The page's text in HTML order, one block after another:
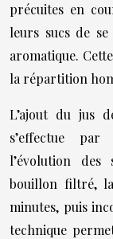
précuites en
leurs sucs de
aromatique.
la répartition
L’ajout du jus
s’effectue
l’évolution des
bouillon filtré,
minutes, puis
technique